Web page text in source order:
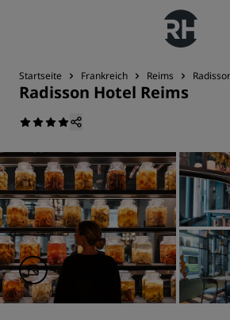
Startseite Frankreich Reims
Radisson Hotel Reims